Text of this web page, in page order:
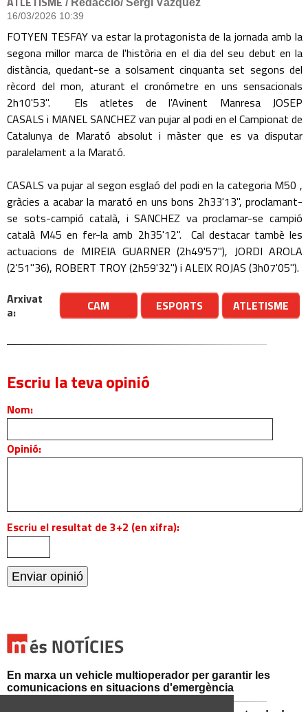
16/03/2026 10:39
FOTYEN TESFAY va estar la protagonista de la jornada amb la
segona millor marca de l'història en el dia del seu debut en la
distància, quedant-se a solsament cinquanta set segons del
rècord del mon, aturant el cronómetre en uns sensacionals
2h10'53". Els atletes de l'Avinent Manresa JOSEP
CASALS i MANEL SANCHEZ van pujar al podi en el Campionat de
Catalunya de Marató absolut i màster que es va disputar
paralelament a la Marató.
CASALS va pujar al segon esglaó del podi en la categoria M50 ,
gràcies a acabar la marató en uns bons 2h33'13", proclamant-
se sots-campió català, i SANCHEZ va proclamar-se campió
català M45 en fer-la amb 2h35'12". Cal destacar tambè les
actuacions de MIREIA GUARNER (2h49'57"), JORDI AROLA
(2'51"36), ROBERT TROY (2h59'32") i ALEIX ROJAS (3h07'05").
Arxivat
a:
CAM ESPORTS ATLETISME
Escriu la teva opinió
Nom:
Opinió:
Escriu el resultat de 3+2 (en xifra):
En marxa un vehicle multioperador per garantir les
comunicacions en situacions d'emergència